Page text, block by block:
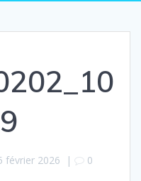
février 2026 | 0